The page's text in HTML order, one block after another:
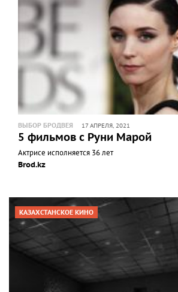
ВЫБОР БРОДВЕЯ 17 АПРЕЛЯ, 2021
5 фильмов с Руни Марой
Актрисе исполняется 36 лет
Brod.kz
КАЗАХСТАНСКОЕ КИНО